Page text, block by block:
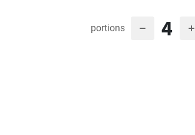
portions 4